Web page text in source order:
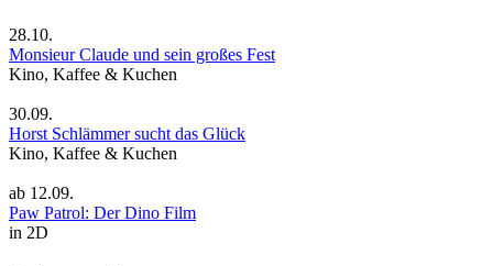
28.10.
Monsieur Claude und sein großes Fest
Kino, Kaffee & Kuchen
30.09.
Horst Schlämmer sucht das Glück
Kino, Kaffee & Kuchen
ab 12.09.
Paw Patrol: Der Dino Film
in 2D